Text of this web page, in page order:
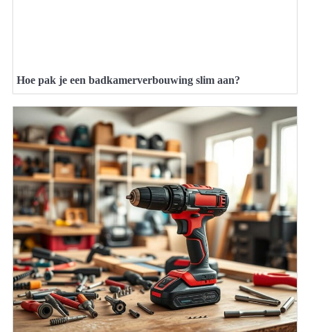
Hoe pak je een badkamerverbouwing slim aan?